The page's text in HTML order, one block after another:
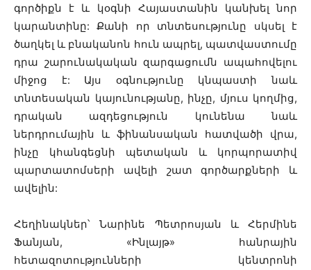
գործիքն է և կօգնի Հայաստանին կանխել նոր
կարանտինը: Քանի որ տնտեսությունը սկսել է
ծաղկել և բնականոն հուն ապրել, պատվաստումը
դրա շարունակական զարգացումն ապահովելու
միջոց է: Այս օգնությունը կնպաստի նաև
տնտեսական կայունությանը, ինչը, մյուս կողմից,
դրական ազդեցություն կունենա նաև
ներդրումային և ֆինանսական հատվածի վրա,
ինչը կհանգեցնի պետական և կորպորատիվ
պարտատոմսերի ավելի շատ գործարքների և
ավելին:
Հեղինակներ՝ Նարինե Պետրոսյան և Հերմինե
Ֆանյան, «Ինլայթ» հանրային
հետազոտությունների կենտրոնի